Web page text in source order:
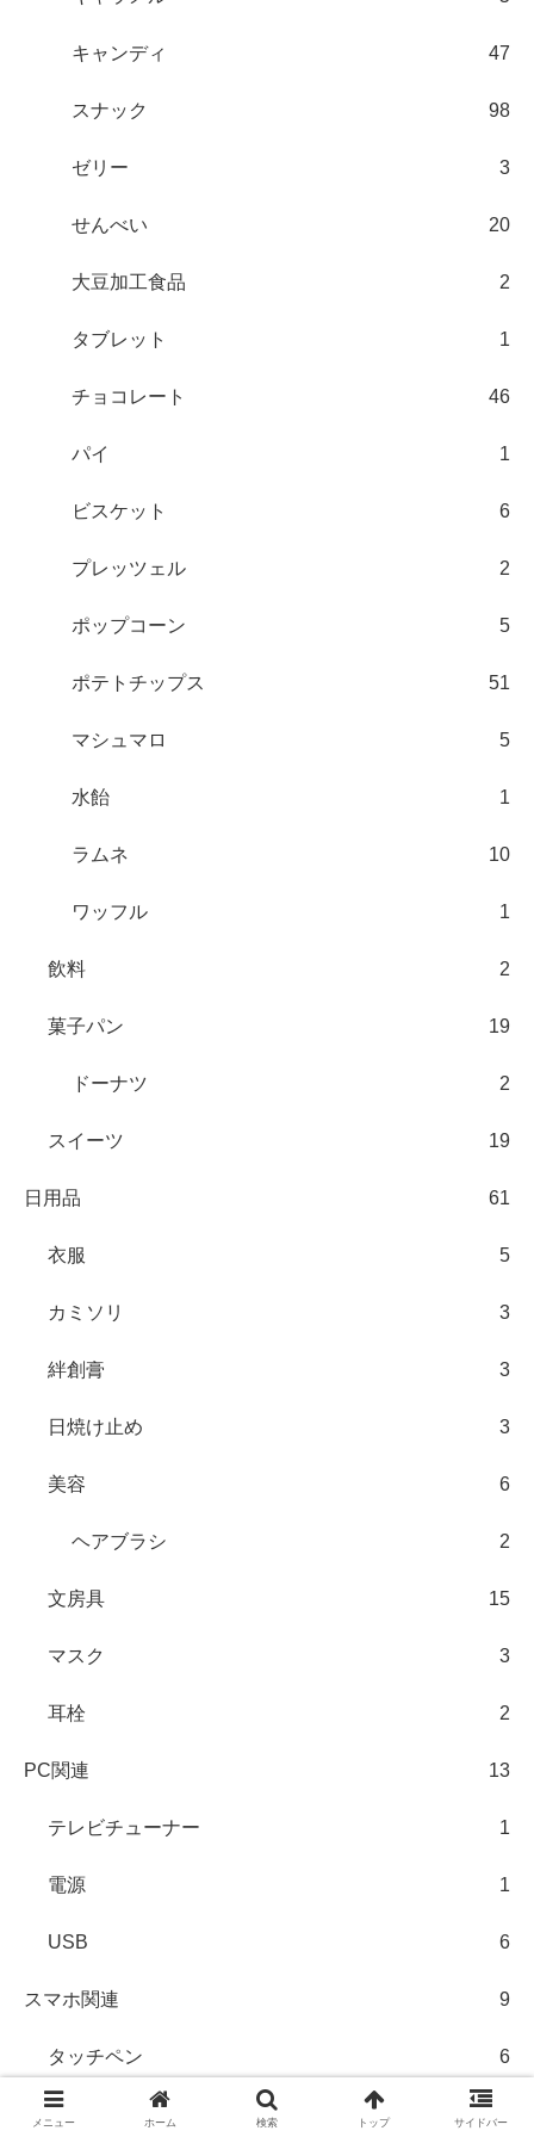
キャンディ 47
スナック 98
ゼリー 3
せんべい 20
大豆加工食品 2
タブレット 1
チョコレート 46
パイ 1
ビスケット 6
プレッツェル 2
ポップコーン 5
ポテトチップス 51
マシュマロ 5
水飴 1
ラムネ 10
ワッフル 1
飲料 2
菓子パン 19
ドーナツ 2
スイーツ 19
日用品 61
衣服 5
カミソリ 3
絆創膏 3
日焼け止め 3
美容 6
ヘアブラシ 2
文房具 15
マスク 3
耳栓 2
PC関連 13
テレビチューナー 1
電源 1
USB 6
スマホ関連 9
タッチペン 6
AVアクセサリ 12
メニュー ホーム 検索 トップ サイドバー